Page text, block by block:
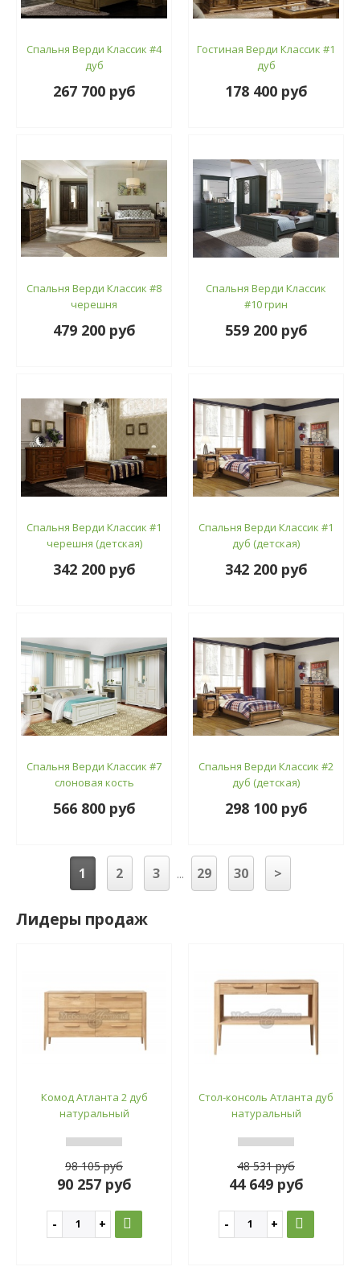
Спальня Верди Классик #4
дуб
267 700 руб
Гостиная Верди Классик #1
дуб
178 400 руб
Спальня Верди Классик #8
черешня
479 200 руб
Спальня Верди Классик
#10 грин
559 200 руб
Спальня Верди Классик #1
черешня (детская)
342 200 руб
Спальня Верди Классик #1
дуб (детская)
342 200 руб
Спальня Верди Классик #7
слоновая кость
566 800 руб
Спальня Верди Классик #2
дуб (детская)
298 100 руб
1 2 3 ... 29 30 >
Лидеры продаж
Комод Атланта 2 дуб
натуральный
98 105 руб
90 257 руб
Стол-консоль Атланта дуб
натуральный
48 531 руб
44 649 руб